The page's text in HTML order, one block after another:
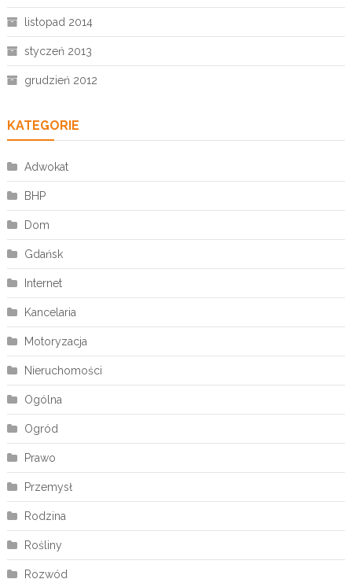
listopad 2014
styczeń 2013
grudzień 2012
KATEGORIE
Adwokat
BHP
Dom
Gdańsk
Internet
Kancelaria
Motoryzacja
Nieruchomości
Ogólna
Ogród
Prawo
Przemysł
Rodzina
Rośliny
Rozwód